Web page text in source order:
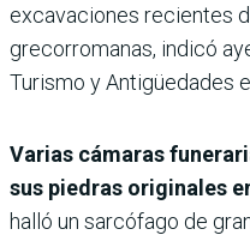
excavaciones recientes
grecorromanas, indicó
Turismo y Antigüedades
Varias cámaras
sus piedras originales
halló un sarcófago de